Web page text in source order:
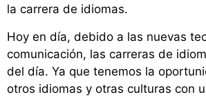
la carrera de idiomas.
Hoy en día, debido a las nuevas
comunicación, las carreras de
del día. Ya que tenemos la
otros idiomas y otras culturas con